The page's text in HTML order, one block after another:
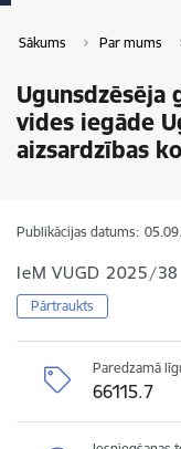
Sākums Par mums
Ugunsdzēsēja
vides iegāde
aizsardzības
Publikācijas datums:
IeM VUGD 2025/38
Pārtraukts
Paredzamā
66115.7